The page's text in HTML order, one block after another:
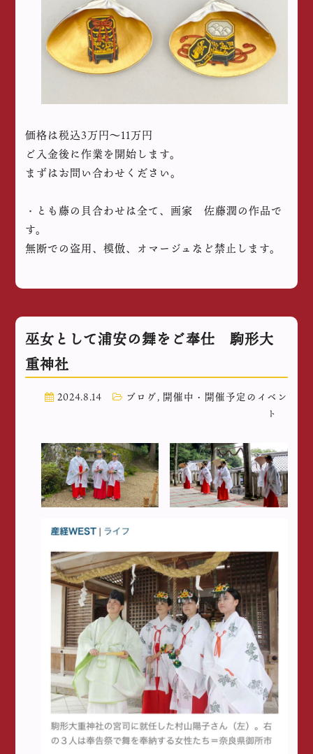
価格は税込3万円〜11万円
ご入金後に作業を開始します。
まずはお問い合わせください。
・とも藤の貝合わせは全て、画家 佐藤潤の作品で
す。
無断での盗用、模倣、オマージュなど禁止します。
巫女として浦安の舞をご奉仕 駒形大
重神社
2024.8.14 ブログ, 開催中・開催予定のイベン
ト